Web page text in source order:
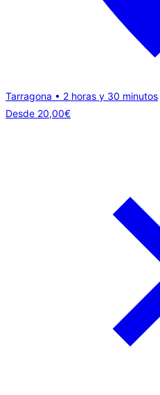
Tarragona • 2 horas y 30 minutos
Desde 20,00€